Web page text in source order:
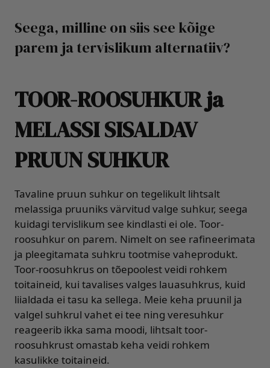
Seega, milline on siis see kõige
parem ja tervislikum alternatiiv?
TOOR-ROOSUHKUR ja
MELASSI SISALDAV
PRUUN SUHKUR
Tavaline pruun suhkur on tegelikult lihtsalt
melassiga pruuniks värvitud valge suhkur, seega
kuidagi tervislikum see kindlasti ei ole. Toor-
roosuhkur on parem. Nimelt on see rafineerimata
ja pleegitamata suhkru tootmise vaheprodukt.
Toor-roosuhkrus on tõepoolest veidi rohkem
toitaineid, kui tavalises valges lauasuhkrus, kuid
liialdada ei tasu ka sellega. Meie keha pruunil ja
valgel suhkrul vahet ei tee ning veresuhkur
reageerib ikka sama moodi, lihtsalt toor-
roosuhkrust omastab keha veidi rohkem
kasulikke toitaineid.